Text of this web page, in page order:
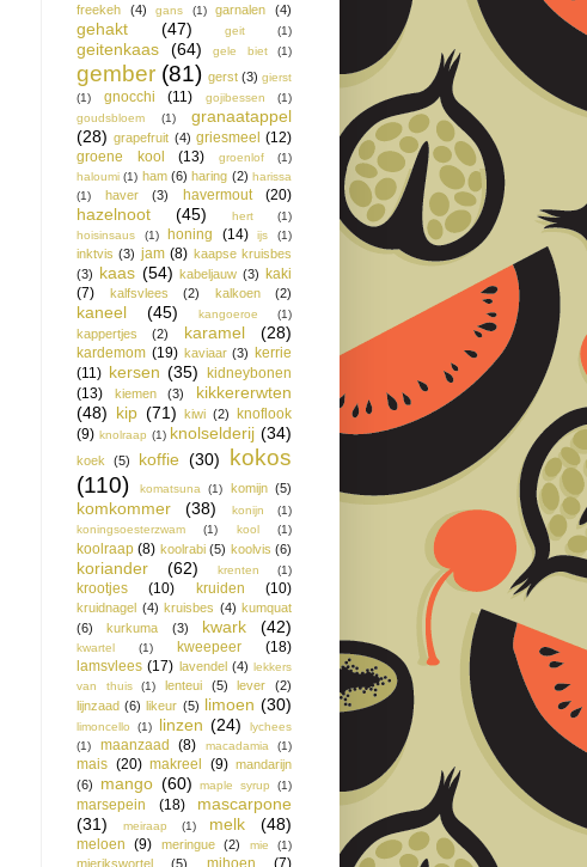
freekeh (4) gans (1) garnalen (4)
gehakt (47) geit (1)
geitenkaas (64) gele biet (1)
gember (81) gerst (3) gierst
(1)
gnocchi (11) gojibessen
(1)
goudsbloem
(1)
granaatappel
(28) grapefruit (4) griesmeel (12)
groene kool
(13) groenlof
(1)
haloumi (1) ham (6) haring (2) harissa
(1)
haver (3) havermout (20)
hazelnoot (45) hert
(1)
hoisinsaus
(1) honing (14) ijs (1)
inktvis (3) jam (8) kaapse kruisbes
(3) kaas (54) kabeljauw (3) kaki
(7)
kalfsvlees (2) kalkoen (2)
kaneel (45) kangoeroe (1)
kappertjes (2) karamel (28)
kardemom (19) kaviaar (3) kerrie
(11) kersen (35) kidneybonen
(13)
kiemen (3)
kikkererwten
(48) kip (71) kiwi (2) knoflook
(9) knolraap (1) knolselderij (34)
koek (5) koffie (30)
kokos
(110)
komatsuna (1) komijn (5)
komkommer (38) konijn
(1)
koningsoesterzwam
(1) kool (1)
koolraap (8) koolrabi (5) koolvis (6)
koriander (62) krenten (1)
krootjes (10) kruiden (10)
kruidnagel (4) kruisbes (4) kumquat
(6)
kurkuma (3) kwark (42)
kwartel (1) kweepeer
(18)
lamsvlees (17) lavendel (4) lekkers
van thuis
(1) lenteui (5) lever
(2)
lijnzaad (6) likeur (5) limoen (30)
limoncello (1) linzen (24)
lychees
(1)
maanzaad (8) macadamia (1)
mais (20) makreel (9) mandarijn
(6)
mango (60) maple syrup (1)
marsepein (18)
mascarpone
(31)
meiraap (1) melk (48)
meloen (9) meringue (2) mie (1)
mierikswortel (5) mihoen (7)